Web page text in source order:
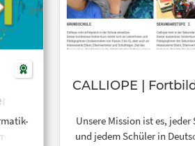
CALLIOPE |
Unsere Mission ist es, jeder
und jedem Schüler in